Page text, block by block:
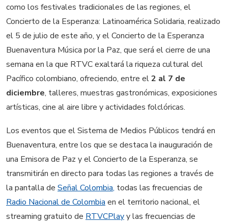
como los festivales tradicionales de las regiones, el
Concierto de la Esperanza: Latinoamérica Solidaria, realizado
el 5 de julio de este año, y el Concierto de la Esperanza
Buenaventura Música por la Paz, que será el cierre de una
semana en la que RTVC exaltará la riqueza cultural del
Pacífico colombiano, ofreciendo, entre el2 al 7 de
diciembre, talleres, muestras gastronómicas, exposiciones
artísticas, cine al aire libre y actividades folclóricas.
Los eventos que el Sistema de Medios Públicos tendrá en
Buenaventura, entre los que se destaca la inauguración de
una Emisora de Paz y el Concierto de la Esperanza, se
transmitirán en directo para todas las regiones a través de
la pantalla de Señal Colombia, todas las frecuencias de
Radio Nacional de Colombia en el territorio nacional, el
streaming gratuito de RTVCPlayy las frecuencias de